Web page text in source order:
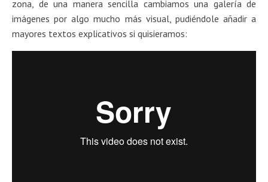
zona, de una manera sencilla cambiamos una galería de
imágenes por algo mucho más visual, pudiéndole añadir a
mayores textos explicativos si quisieramos: